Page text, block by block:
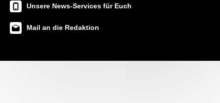
Unsere News-Services für Euch
Mail an die Redaktion